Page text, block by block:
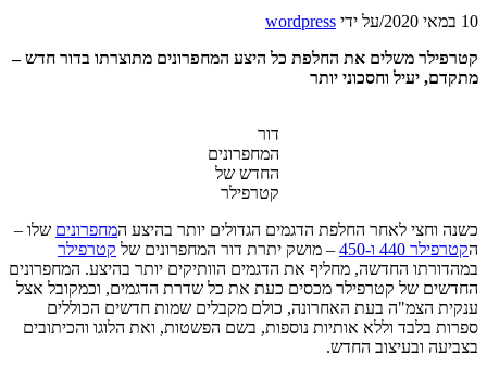
10 במאי 2020 /על ידי wordpress
קטרפילר משלים את החלפת כל היצע המחפרונים מתוצרתו בדור חדש –
מתקדם, יעיל וחסכוני יותר
דור
המחפרונים
החדש של
קטרפילר
כשנה וחצי לאחר החלפת הדגמים הגדולים יותר בהיצע המחפרונים שלו –
הקטרפילר 440 ו-450 – מושק יתרת דור המחפרונים של קטרפילר
במהדורתו החדשה, מחליף את הדגמים הוותיקים יותר בהיצע. המחפרונים
החדשים של קטרפילר מכסים כעת את כל שדרת הדגמים, וכמקובל אצל
ענקית הצמ"ה בעת האחרונה, כולם מקבלים שמות חדשים הכוללים
ספרות בלבד וללא אותיות נוספות, בשם הפשטות, ואת הלוגו והכיתובים
בצביעה ובעיצוב החדש.